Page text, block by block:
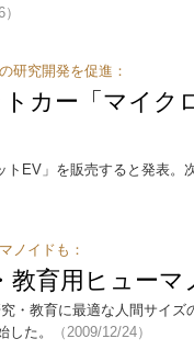
研究開発を促進：
カー「マイク
EV」を販売すると発表。
ノイドも：
教育用ヒューマ
・教育に最適な人間サイズ
た。
（2009/12/24）